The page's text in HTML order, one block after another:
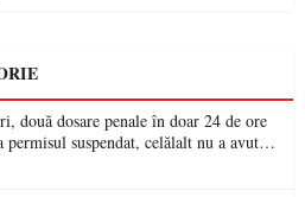
două dosare penale în doar 24 de ore
permisul suspendat, celălalt nu a avut